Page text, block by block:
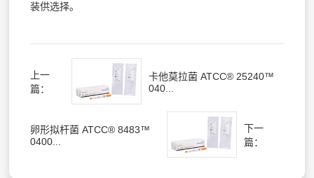
装供选择。
上一
篇：
卡他莫拉菌 ATCC® 25240™
040...
卵形拟杆菌 ATCC® 8483™
0400...
下一
篇：